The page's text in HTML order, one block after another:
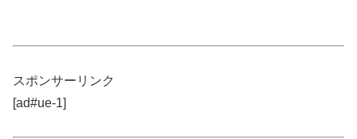
スポンサーリンク
[ad#ue-1]